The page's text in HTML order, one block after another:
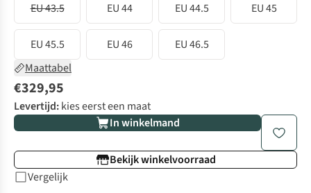
EU 43.5 EU 44 EU 44.5 EU 45
EU 45.5 EU 46
EU 46.5
Maattabel
€329,95
Levertijd:kies eerst een maat
In winkelmand
Bekijk winkelvoorraad
Vergelijk